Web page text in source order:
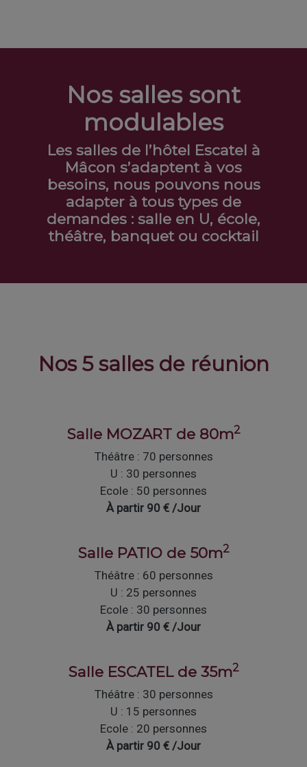
Nos salles sont
modulables
Les salles de l’hôtel Escatel à
Mâcon s’adaptent à vos
besoins, nous pouvons nous
adapter à tous types de
demandes : salle en U, école,
théâtre, banquet ou cocktail
Nos 5 salles de réunion
Salle MOZART de 80m2
Théâtre : 70 personnes
U : 30 personnes
Ecole : 50 personnes
À partir 90 € /Jour
Salle PATIO de 50m2
Théâtre : 60 personnes
U : 25 personnes
Ecole : 30 personnes
À partir 90 € /Jour
Salle ESCATEL de 35m2
Théâtre : 30 personnes
U : 15 personnes
Ecole : 20 personnes
À partir 90 € /Jour